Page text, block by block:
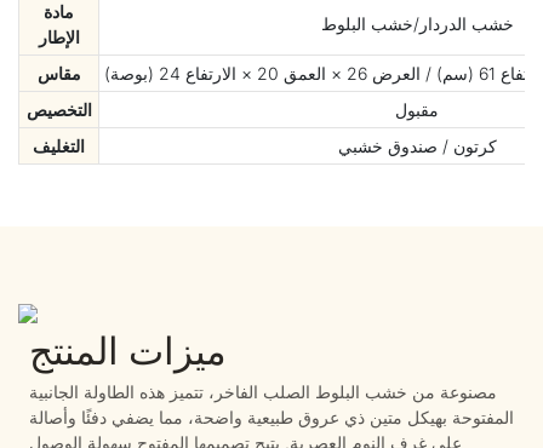
مادة
الإطار
خشب الدردار/خشب البلوط
مقاس
التخصيص
مقبول
التغليف
كرتون / صندوق خشبي
ميزات المنتج
مصنوعة من خشب البلوط الصلب الفاخر، تتميز هذه الطاولة الجانبية
المفتوحة بهيكل متين ذي عروق طبيعية واضحة، مما يضفي دفئًا وأصالة
على غرف النوم العصرية. يتيح تصميمها المفتوح سهولة الوصول